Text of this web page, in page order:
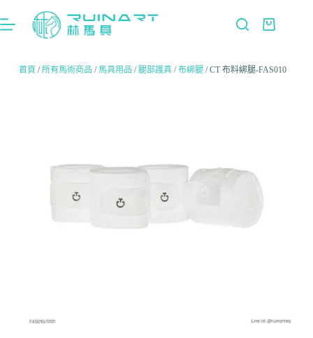
首頁 /所有馬術商品 / 馬具用品 /腿部護具/布綁腿/ CT 布料綁腿-FAS010